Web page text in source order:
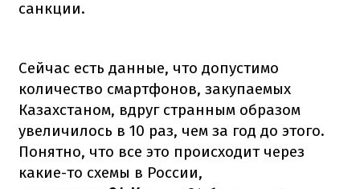
санкции.
Сейчас есть данные, что допустимо
количество смартфонов, закупаемых
Казахстаном, вдруг странным образом
увеличилось в 10 раз, чем за год до этого.
Понятно, что все это происходит через
какие-то схемы в России,